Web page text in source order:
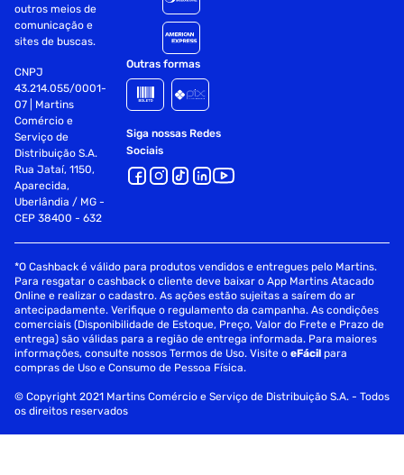
outros meios de
comunicação e
sites de buscas.
CNPJ
43.214.055/0001-
07 | Martins
Comércio e
Serviço de
Distribuição S.A.
Rua Jataí, 1150,
Aparecida,
Uberlândia / MG -
CEP 38400 - 632
Outras formas
Siga nossas Redes
Sociais
*O Cashback é válido para produtos vendidos e entregues pelo Martins.
Para resgatar o cashback o cliente deve baixar o App Martins Atacado
Online e realizar o cadastro. As ações estão sujeitas a saírem do ar
antecipadamente. Verifique o regulamento da campanha. As condições
comerciais (Disponibilidade de Estoque, Preço, Valor do Frete e Prazo de
entrega) são válidas para a região de entrega informada. Para maiores
informações, consulte nossos Termos de Uso. Visite oeFácil para
compras de Uso e Consumo de Pessoa Física.
© Copyright 2021 Martins Comércio e Serviço de Distribuição S.A. - Todos
os direitos reservados